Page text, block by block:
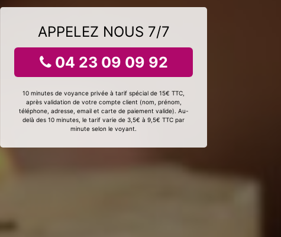
APPELEZ NOUS 7/7
04 23 09 09 92
10 minutes de voyance privée à tarif spécial de 15€ TTC,
après validation de votre compte client (nom, prénom,
téléphone, adresse, email et carte de paiement valide). Au-
delà des 10 minutes, le tarif varie de 3,5€ à 9,5€ TTC par
minute selon le voyant.